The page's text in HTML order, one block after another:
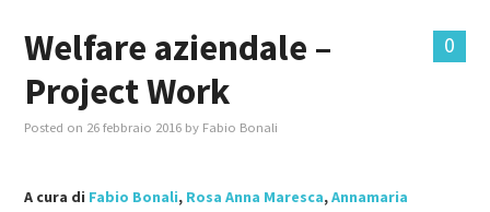
MASTER MARKETING & RETAIL
SCIENZIATI IN AZIENDA
0
Welfare aziendale –
Project Work
Posted on 26 febbraio 2016 by Fabio Bonali
A cura di Fabio Bonali, Rosa Anna Maresca,Annamaria